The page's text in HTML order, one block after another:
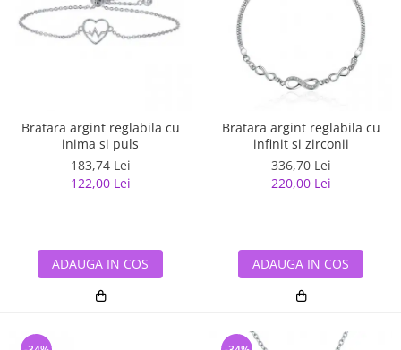
Bratara argint reglabila cu
inima si puls
183,74 Lei
122,00 Lei
ADAUGA IN COS
Bratara argint reglabila cu
infinit si zirconii
336,70 Lei
220,00 Lei
ADAUGA IN COS